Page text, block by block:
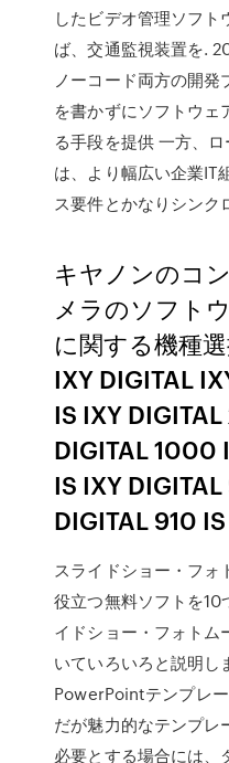
したビデオ管理ソフト
ば、交通監視装置を.
ノーコード両方の開発
を書かずにソフトウェ
る手段を提供 一方、
は、より幅広い企業IT
ス要件とかなりシンク
キヤノンのコ
メラのソフト
に関する機種
IXY DIGITAL
IS IXY
DIGITAL 1000
IS IXY
DIGITAL 910
スライドショー・フォ
役立つ無料ソフトを10
イドショー・フォトム
いていろいろと説明し
PowerPointテンプレ
だが魅力的なテンプレ
必要とする場合には、